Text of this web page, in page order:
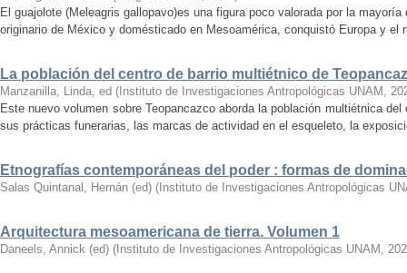
El guajolote (Meleagris gallopavo)es una figura poco valorada por la
originario de México y domésticado en Mesoamérica, conquistó Europa y el
La población del centro de barrio multiétnico de
Manzanilla, Linda, ed ( Instituto de Investigaciones Antropológicas UNAM ,
Este nuevo volumen sobre Teopancazco aborda la población multiétnica
sus prácticas funerarias, las marcas de actividad en el esqueleto, la
Etnografías contemporáneas del poder : formas de
Salas Quintanal, Hernán (ed) ( Instituto de Investigaciones Antropológicas
Arquitectura mesoamericana de tierra. Volumen 1
Daneels, Annick (ed) ( Instituto de Investigaciones Antropológicas UNAM ,